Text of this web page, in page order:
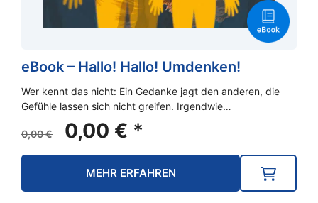
eBook – Hallo! Hallo! Umdenken!
Wer kennt das nicht: Ein Gedanke jagt den anderen, die
Gefühle lassen sich nicht greifen. Irgendwie…
0,00€
Ursprünglicher
Preis
war:
0,00 €
0,00 € Aktueller
Preis
ist:
0,00 €.
*
MEHR ERFAHREN